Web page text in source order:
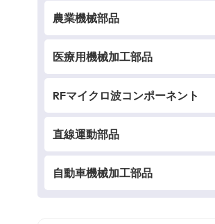
農業機械部品
医療用機械加工部品
RFマイクロ波コンポーネント
直線運動部品
自動車機械加工部品